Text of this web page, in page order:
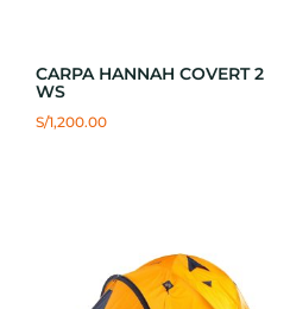
CARPA HANNAH COVERT 2
WS
S/1,200.00